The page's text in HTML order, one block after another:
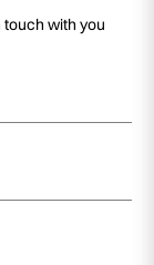
touch with you